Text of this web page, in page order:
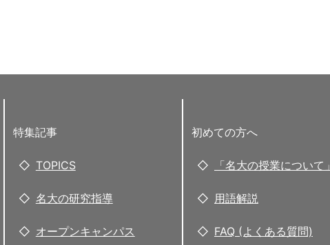
特集記事
TOPICS
名大の研究指導
オープンキャンパス
初めての方へ
「名大の授業について」
用語解説
FAQ (よくある質問)